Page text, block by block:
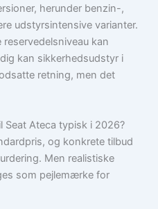
herunder benzin-,
udstyrsintensive varianter.
kan
kan sikkerhedsudstyr i
retning, men det
Seat Ateca typisk i 2026?
og konkrete tilbud
Men realistiske
som pejlemærke for